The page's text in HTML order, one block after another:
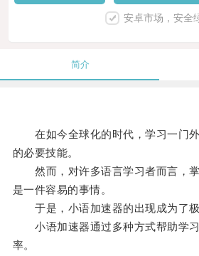
安卓市场，安全
简介
在如今全球化的时代，学习一门外
的必要技能。
然而，对许多语言学习者而言，掌
是一件容易的事情。
于是，小语加速器的出现成为了极
小语加速器通过多种方式帮助学习
率。